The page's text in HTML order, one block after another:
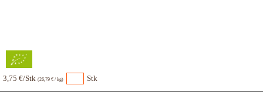
3,75 €/Stk (26,79 € / kg) Stk